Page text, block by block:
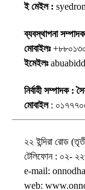
ই মেইল :
ব্যবস্থাপনা
মোবাইলঃ
ইমেইলঃ
নির্বাহী সম্পাদক :
মোবাইল:
২২ ইন্দিরা রোড
টেলিফোন : ০২-
e-mail:
web: